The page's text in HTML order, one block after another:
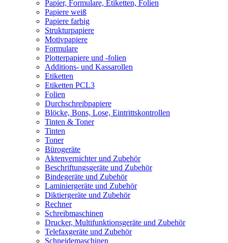
Papier, Formulare, Etiketten, Folien
Papiere weiß
Papiere farbig
Strukturpapiere
Motivpapiere
Formulare
Plotterpapiere und -folien
Additions- und Kassarollen
Etiketten
Etiketten PCL3
Folien
Durchschreibpapiere
Blöcke, Bons, Lose, Eintrittskontrollen
Tinten & Toner
Tinten
Toner
Bürogeräte
Aktenvernichter und Zubehör
Beschriftungsgeräte und Zubehör
Bindegeräte und Zubehör
Laminiergeräte und Zubehör
Diktiergeräte und Zubehör
Rechner
Schreibmaschinen
Drucker, Multifunktionsgeräte und Zubehör
Telefaxgeräte und Zubehör
Schneidemaschinen